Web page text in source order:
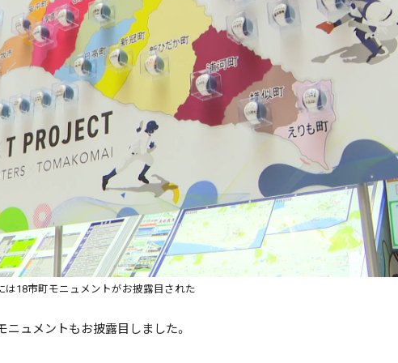
は18市町モニュメントがお披露目された
ュメントもお披露目しました。